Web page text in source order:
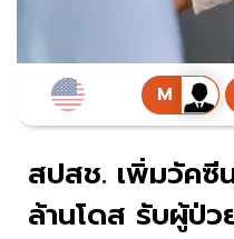
สปสช. เพิ่มวัคซี
ล้านโดส รับผู้ป่ว